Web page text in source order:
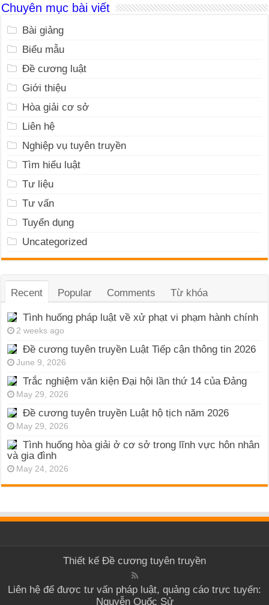
Chuyên mục bài viết
Bài giảng
Biểu mẫu
Đề cương luật
Giới thiệu
Hòa giải cơ sở
Liên hệ
Nghiệp vụ tuyên truyền
Tìm hiểu luật
Tư liệu
Tư vấn
Tuyển dụng
Uncategorized
Recent Popular Comments Từ khóa
Tình huống pháp luật về xử phạt vi phạm hành chính
2 weeks ago
Đề cương tuyên truyền Luật Tiếp cận thông tin 2026
June 9, 2026
Trắc nghiệm văn kiện Đại hội lần thứ 14 của Đảng
May 29, 2026
Đề cương tuyên truyền Luật hộ tịch năm 2026
May 29, 2026
Tình huống hòa giải ở cơ sở trong lĩnh vực hôn nhân
và gia đình
May 24, 2026
Thiết kế Đề cương tuyên truyền
Liên hệ để được tư vấn pháp luật, quảng cáo trực tuyến:
Nguyễn Quốc Sử